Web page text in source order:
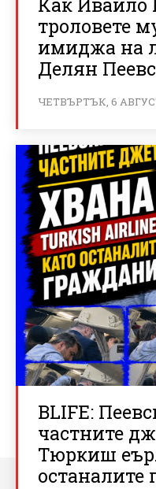
Как Ивайло
троловете
имиджа на
Делян
ЧЕТВЪРТЪК, 6
BLIFE:
частните
Тюркиш
останалите